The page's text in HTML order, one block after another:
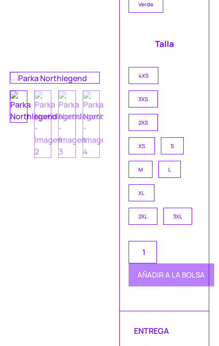
Verde
Talla
4XS
3XS
2XS
XS S
M L
XL
2XL 3XL
AÑADIR A LA BOLSA
ENTREGA